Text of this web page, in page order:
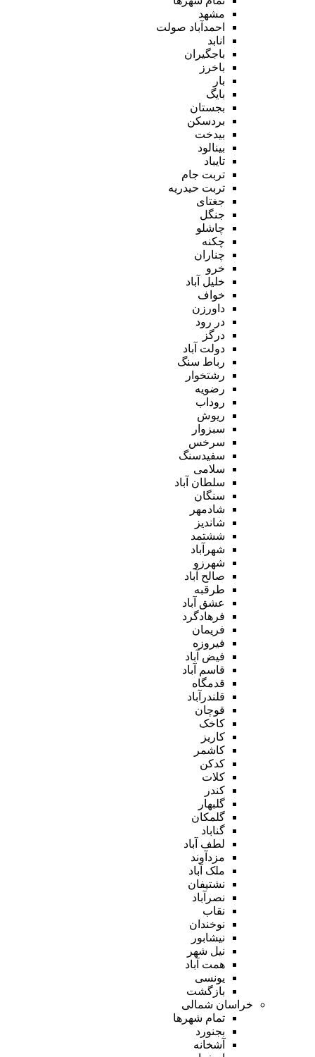
مشهد
احمدآباد صولت
انابد
باجگیران
باخرز
بار
بایگ
بجستان
بردسکن
بیدخت
بینالود
تایباد
تربت جام
تربت حیدریه
جغتای
جنگل
چاشلو
چکنه
چناران
خرو
خلیل آباد
خواف
داورزن
در رود
درگز
دولت آباد
رباط سنگ
رشتخوار
رضویه
روداب
ریوش
سبزوار
سرخس
سفیدسنگ
سلامی
سلطان آباد
سنگان
شادمهر
شاندیز
ششتمد
شهرآباد
شهرزو
صالح آباد
طرقبه
عشق آباد
فرهادگرد
فریمان
فیروزه
فیض آباد
قاسم آباد
قدمگاه
قلندرآباد
قوچان
کاخک
کاریز
کاشمر
کدکن
کلات
کندر
گلبهار
گلمکان
گناباد
لطف آباد
مزدآوند
ملک آباد
نشتیفان
نصرآباد
نقاب
نوخندان
نیشابور
نیل شهر
همت آباد
یونسی
بازگشت
خراسان شمالی
تمام شهر‌ها
بجنورد
آشخانه